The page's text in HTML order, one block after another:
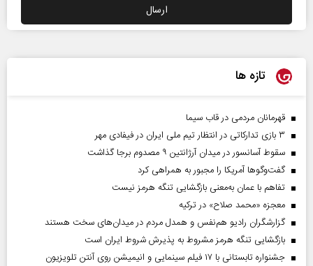
تازه ها
قهرمانان مردمی در قاب سیما
۳ بازی تدارکاتی در انتظار تیم ملی ایران در فیفادی مهر
سقوط آسانسور در میدان آرژانتین ۹ مصدوم برجا گذاشت
گفت‌وگوها آمریکا را مجبور به همراهی کرد
تفاهم با عمان به‌معنی بازگشایی تنگه هرمز نیست
معجزه «محمد صلاح» در ترکیه
گزارشگران رادیو هم‌نفس و همدل مردم در میدان‌های سخت هستند
بازگشایی تنگه هرمز مشروط به پذیرش شروط ایران است
جشنواره تابستانی با ۱۷ فیلم سینمایی و انیمیشن روی آنتن تلویزیون